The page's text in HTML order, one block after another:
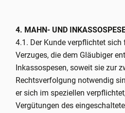
4. MAHN- UND
4.1. Der Kunde verpflichtet sich
Verzuges, die dem Gläubiger
Inkassospesen, soweit sie zur
Rechtsverfolgung notwendig
er sich im speziellen
Vergütungen des